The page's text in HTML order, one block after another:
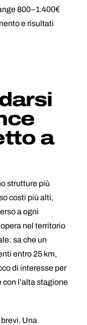
800–1.400€
e risultati
a
strutture più
costi più alti,
a ogni
nel territorio
sa che un
entro 25 km,
di interesse per
l’alta stagione
Una